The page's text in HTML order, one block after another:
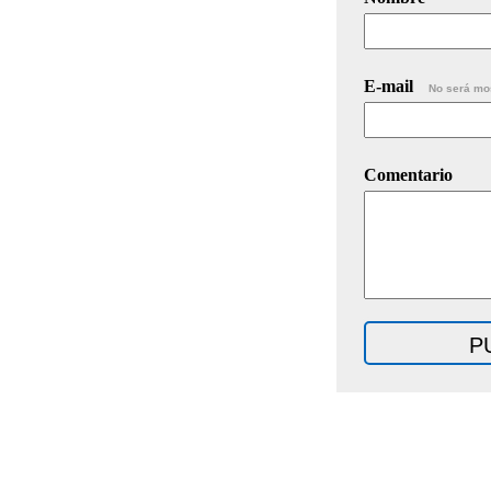
E-mail No será
Comentario